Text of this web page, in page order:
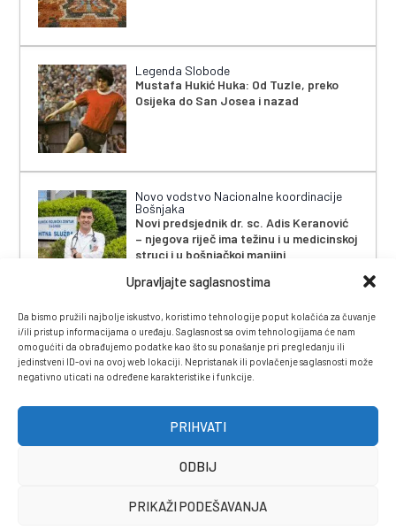
Upravljajte saglasnostima
Da bismo pružili najbolje iskustvo, koristimo tehnologije poput kolačića za čuvanje
i/ili pristup informacijama o uređaju. Saglasnost sa ovim tehnologijama će nam
omogućiti da obrađujemo podatke kao što su ponašanje pri pregledanju ili
jedinstveni ID-ovi na ovoj web lokaciji. Nepristanak ili povlačenje saglasnosti može
negativno uticati na određene karakteristike i funkcije.
PRIHVATI
ODBIJ
PRIKAŽI PODEŠAVANJA
Legenda Slobode
Mustafa Hukić Huka: Od Tuzle, preko
Osijeka do San Josea i nazad
Novo vodstvo Nacionalne koordinacije
Bošnjaka
Novi predsjednik dr. sc. Adis Keranović
– njegova riječ ima težinu i u medicinskoj
struci i u bošnjačkoj manjini
KONTAKT